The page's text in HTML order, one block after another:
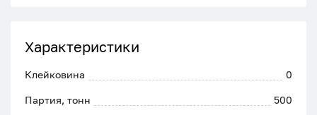
Характеристики
Клейковина 0
Партия, тонн 500